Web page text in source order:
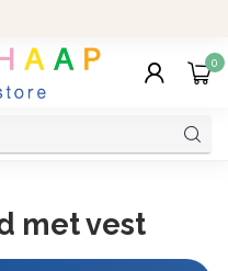
0
met vest